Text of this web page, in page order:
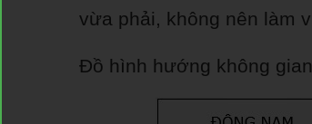
vừa phải, không nên làm
Đồ hình hướng không